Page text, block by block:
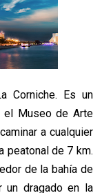
Corniche. Es un
el Museo de Arte
a cualquier
peatonal de 7 km.
de la bahía de
un dragado en la